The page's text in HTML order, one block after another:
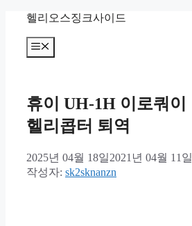
헬리오스징크사이드
메
뉴
휴이 UH-1H 이로쿼이
헬리콥터 퇴역
2025년 04월 18일2021년 04월 11일
작성자: sk2sknanzn